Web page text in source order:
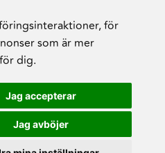
,för
som är mer
dig.
Jag accepterar
Jag avböjer